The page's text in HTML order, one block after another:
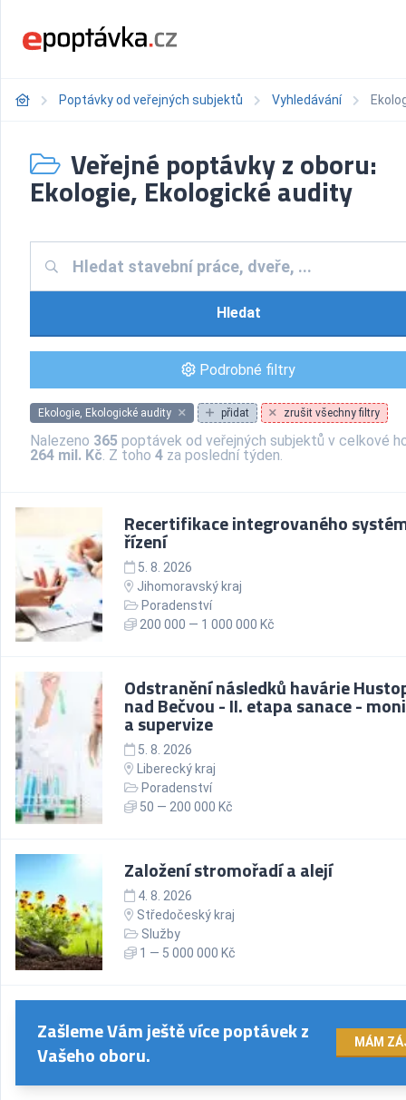
Poptávky od veřejných subjektů Vyhledávání
Veřejné poptávky z oboru:
Ekologie, Ekologické audity
Hledat
Podrobné filtry
Ekologie, Ekologické audity přidat zrušit všechny filtry
Nalezeno 365 poptávek od veřejných subjektů v celkové
264 mil. Kč. Z toho 4 za poslední týden.
Recertifikace integrovaného
řízení
5. 8. 2026
Jihomoravský kraj
Poradenství
200 000 — 1 000 000 Kč
Odstranění následků havárie
nad Bečvou - II. etapa sanace -
a supervize
5. 8. 2026
Liberecký kraj
Poradenství
50 — 200 000 Kč
Založení stromořadí a alejí
4. 8. 2026
Středočeský kraj
Služby
1 — 5 000 000 Kč
Zašleme Vám ještě více poptávek z
Vašeho oboru.
MÁM